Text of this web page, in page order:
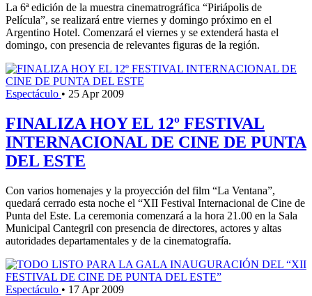
La 6ª edición de la muestra cinematrográfica “Piriápolis de
Película”, se realizará entre viernes y domingo próximo en el
Argentino Hotel. Comenzará el viernes y se extenderá hasta el
domingo, con presencia de relevantes figuras de la región.
Espectáculo • 25 Apr 2009
FINALIZA HOY EL 12º FESTIVAL
INTERNACIONAL DE CINE DE PUNTA
DEL ESTE
Con varios homenajes y la proyección del film “La Ventana”,
quedará cerrado esta noche el “XII Festival Internacional de Cine de
Punta del Este. La ceremonia comenzará a la hora 21.00 en la Sala
Municipal Cantegril con presencia de directores, actores y altas
autoridades departamentales y de la cinematografía.
Espectáculo • 17 Apr 2009